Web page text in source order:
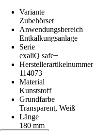
Variante
Zubehörset
Anwendungsbereich
Entkalkungsanlage
Serie
exaliQ safe+
Herstellerartikelnummer
114073
Material
Kunststoff
Grundfarbe
Transparent, Weiß
Länge
180 mm